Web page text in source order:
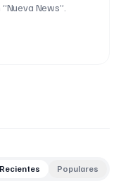
News”.
Recientes Populares